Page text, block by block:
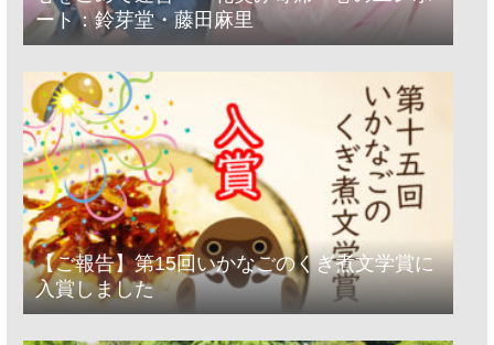
ート：鈴芽堂・藤田麻里
【ご報告】第15回いかなごのくぎ煮文学賞に
入賞しました